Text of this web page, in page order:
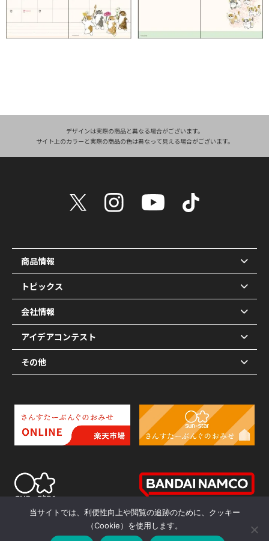
デザインは実際の商品と異なる場合がございます。
サイト上のカラーと実際の商品の色は異なって見える場合がございます。
商品情報
トピックス
会社情報
アイデアコンテスト
その他
当サイトでは、利便性向上や閲覧の追跡のために、クッキー
（Cookie）を使用します。